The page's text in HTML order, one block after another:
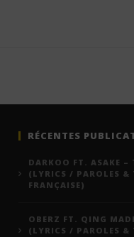
RÉCENTES
DARKOO FT. ASAKE –
(LYRICS / PAROLES &
FRANÇAISE)
OBERZ FT. QING
(LYRICS / PAROLES &